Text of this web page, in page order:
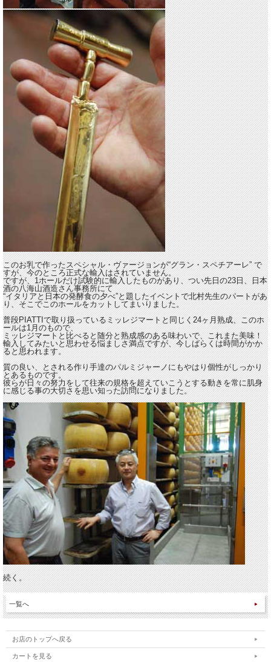
このお乳で作ったスペシャル・ヴァージョンが“グラン・スペチアーレ” で
すが、今のところ正式な輸入はされていません。
ですが、1ホールだけ試験的に輸入したものがあり、つい先日の23日、日本
酒の八海山酒造さん事務所にて
“イタリアと日本の発酵食の夕べ”と題したイベントで北村先生のパートがあ
り、そこでこのホールをカットしてまいりました。
普段PIATTIで取り扱っているミッレジマートと同じく24ヶ月熟成、このホ
ールは1月のもので、
ミッレジマートと比べると随分と熟成感のある味わいで、これまた美味！
輸入してみたいと思わせる悩ましさ満点ですが、今しばらくは時間がかか
ると思われます。
質の良い、とされる作り手達のパルミジャーノにもやはり個性がしっかり
とあるものです。
彼らが日々の努力をして往来の規格を超えていこうとする動きを常に肌身
に感じる事の大切さを思い知った訪問になりました。
続く。
一覧へ
お店のトップへ戻る
カートを見る